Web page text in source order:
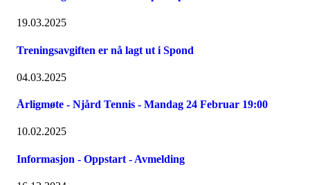
19.03.2025
Treningsavgiften er nå lagt ut i Spond
04.03.2025
Årligmøte - Njård Tennis - Mandag 24 Februar 19:00
10.02.2025
Informasjon - Oppstart - Avmelding